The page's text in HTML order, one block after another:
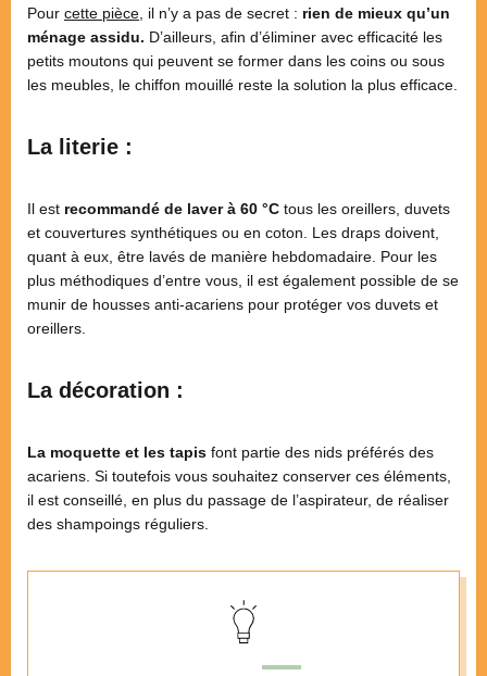
Pour cette pièce , il n’y a pas de secret : rien de mieux qu’un
ménage assidu. D’ailleurs, afin d’éliminer avec efficacité les
petits moutons qui peuvent se former dans les coins ou sous
les meubles, le chiffon mouillé reste la solution la plus efficace.
La literie :
Il est recommandé de laver à 60 °C tous les oreillers, duvets
et couvertures synthétiques ou en coton. Les draps doivent,
quant à eux, être lavés de manière hebdomadaire. Pour les
plus méthodiques d’entre vous, il est également possible de se
munir de housses anti-acariens pour protéger vos duvets et
oreillers.
La décoration :
La moquette et les tapis font partie des nids préférés des
acariens. Si toutefois vous souhaitez conserver ces éléments,
il est conseillé, en plus du passage de l’aspirateur, de réaliser
des shampoings réguliers.